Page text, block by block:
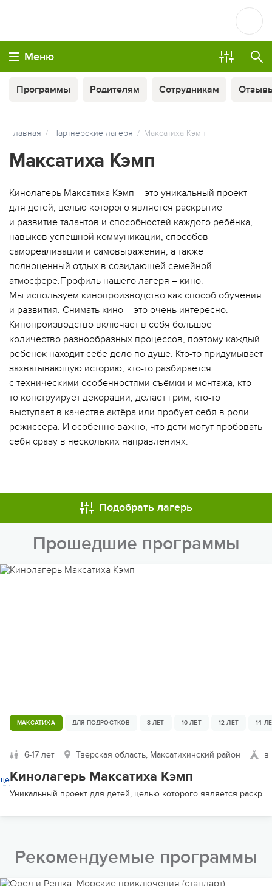
Меню
Программы Родителям Сотрудникам
Главная Партнерские лагеря Максатиха Кэмп
Максатиха Кэмп
Кинолагерь Максатиха Кэмп – это уникальный проект
для детей, целью которого является раскрытие
и развитие талантов и способностей каждого ребёнка,
навыков успешной коммуникации, способов
самореализации и самовыражения, а также
полноценный отдых в созидающей семейной
атмосфере.Профиль нашего лагеря – кино.
Мы используем кинопроизводство как способ обучения
и развития. Снимать кино – это очень интересно.
Кинопроизводство включает в себя большое
количество разнообразных процессов, поэтому каждый
ребёнок находит себе дело по душе. Кто-то придумывает
захватывающую историю, кто-то разбирается
с техническими особенностями съёмки и монтажа, кто-
то конструирует декорации, делает грим, кто-то
выступает в качестве актёра или пробует себя в роли
режиссёра. И особенно важно, что дети могут пробовать
себя сразу в нескольких направлениях.
ОПЛАТА ТУРА ЧАСТЯМИ
Подобрать лагерь
Прошедшие программы
МАКСАТИХА ДЛЯ ПОДРОСТКОВ 8 ЛЕТ 10 ЛЕТ 12 ЛЕТ 14
6-17 лет Тверская область, Максатихинский район в
Кинолагерь Максатиха Кэмп
Уникальный проект для детей, целью которого является
Рекомендуемые программы